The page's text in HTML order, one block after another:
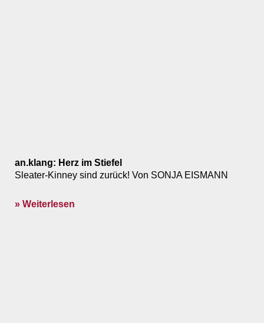
an.klang: Herz im Stiefel
Sleater-Kinney sind zurück! Von SONJA EISMANN
» Weiterlesen